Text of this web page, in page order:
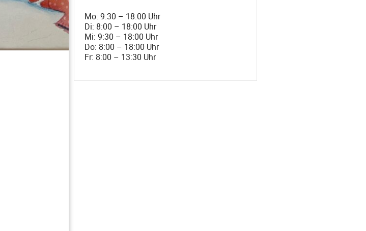
Mo: 9:30 – 18:00 Uhr
Di: 8:00 – 18:00 Uhr
Mi: 9:30 – 18:00 Uhr
Do: 8:00 – 18:00 Uhr
Fr: 8:00 – 13:30 Uhr